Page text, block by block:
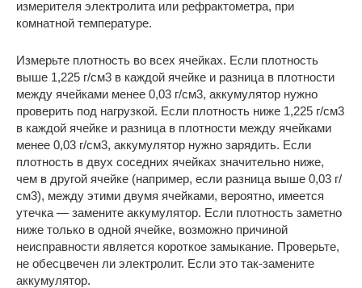
измерителя электролита или рефрактометра, при
комнатной температуре.
Измерьте плотность во всех ячейках. Если плотность
выше 1,225 г/см3 в каждой ячейке и разница в плотности
между ячейками менее 0,03 г/см3, аккумулятор нужно
проверить под нагрузкой. Если плотность ниже 1,225 г/см3
в каждой ячейке и разница в плотности между ячейками
менее 0,03 г/см3, аккумулятор нужно зарядить. Если
плотность в двух соседних ячейках значительно ниже,
чем в другой ячейке (например, если разница выше 0,03 г/
см3), между этими двумя ячейками, вероятно, имеется
утечка — замените аккумулятор. Если плотность заметно
ниже только в одной ячейке, возможно причиной
неисправности является короткое замыкание. Проверьте,
не обесцвечен ли электролит. Если это так-замените
аккумулятор.